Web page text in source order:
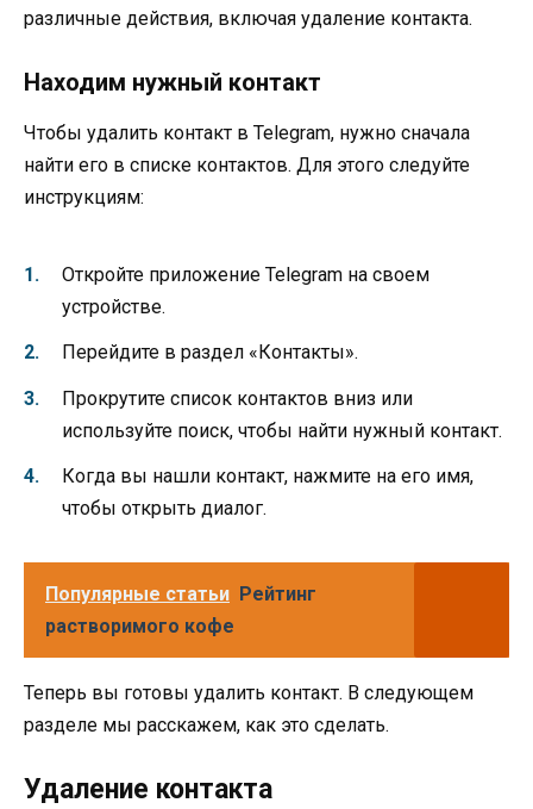
различные действия, включая удаление контакта.
Находим нужный контакт
Чтобы удалить контакт в Telegram, нужно сначала
найти его в списке контактов. Для этого следуйте
инструкциям:
Откройте приложение Telegram на своем
устройстве.
Перейдите в раздел «Контакты».
Прокрутите список контактов вниз или
используйте поиск, чтобы найти нужный контакт.
Когда вы нашли контакт, нажмите на его имя,
чтобы открыть диалог.
Популярные статьи Рейтинг
растворимого кофе
Теперь вы готовы удалить контакт. В следующем
разделе мы расскажем, как это сделать.
Удаление контакта